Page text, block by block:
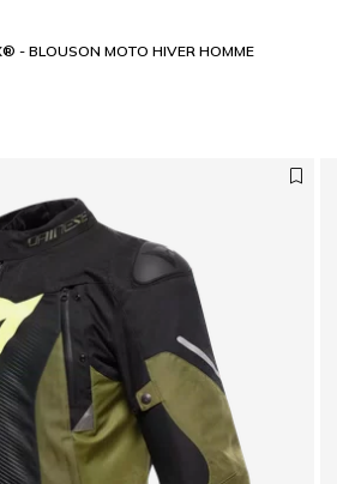
- BLOUSON MOTO HIVER HOMME